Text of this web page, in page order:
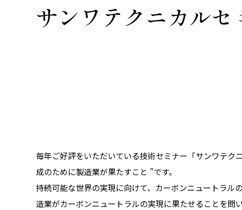
サンワテクニカルセ
毎年ご好評をいただいている技術セミナー「サンワテク
成のために製造業が果たすこと ”です。
持続可能な世界の実現に向けて、カーボンニュートラル
造業がカーボンニュートラルの実現に果たせることを問い